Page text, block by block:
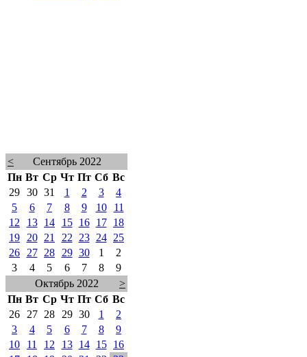
<
Сентябрь 2022
Пн Вт Ср Чт Пт Сб Вс
29 30 31 1 2 3
4
5
6 7 8 9 10
11
12
13 14 15 16 17
18
19
20 21 22 23 24
25
26
27 28 29 30 1
2
3
4 5 6 7 8
9
Октябрь 2022
>
Пн Вт Ср Чт Пт Сб Вс
26
27 28 29 30 1
2
3
4 5 6 7 8
9
10
11 12 13 14 15
16